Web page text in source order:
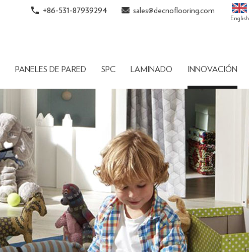
English
+86-531-87939294 sales@decnoflooring.com
PANELES DE PARED SPC LAMINADO INNOVACIÓN